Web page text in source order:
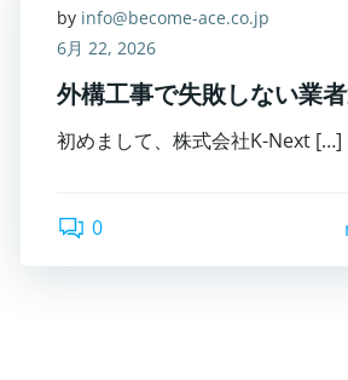
by info@become-ace.co.jp
6月 22, 2026
外構工事で失敗しない業
初めまして、株式会社K-Next […]
0